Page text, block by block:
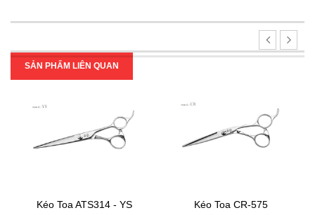
SẢN PHẨM LIÊN QUAN
- YS
Kéo Toa CR-575
Kéo Toa